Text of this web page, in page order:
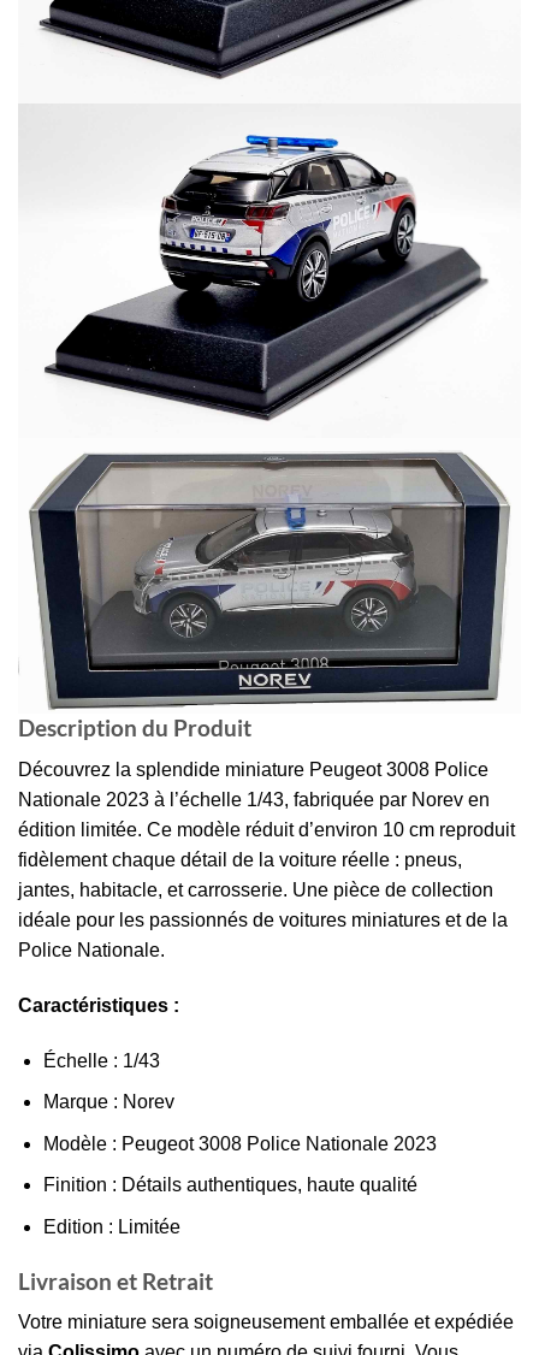
Description du Produit
Découvrez la splendide miniature Peugeot 3008 Police
Nationale 2023 à l’échelle 1/43, fabriquée par Norev en
édition limitée. Ce modèle réduit d’environ 10 cm reproduit
fidèlement chaque détail de la voiture réelle : pneus,
jantes, habitacle, et carrosserie. Une pièce de collection
idéale pour les passionnés de voitures miniatures et de la
Police Nationale.
Caractéristiques :
Échelle : 1/43
Marque : Norev
Modèle : Peugeot 3008 Police Nationale 2023
Finition : Détails authentiques, haute qualité
Edition : Limitée
Livraison et Retrait
Votre miniature sera soigneusement emballée et expédiée